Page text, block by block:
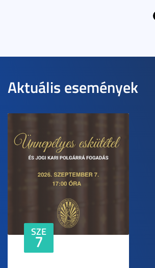
Aktuális események
SZE
7